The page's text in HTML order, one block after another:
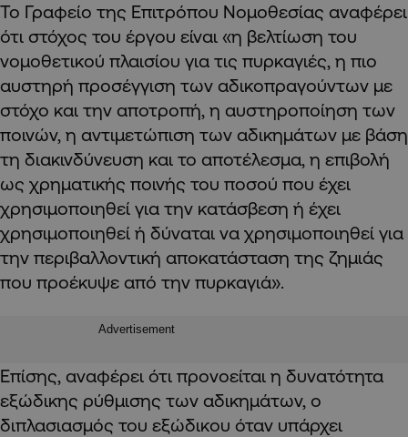
Το Γραφείο της Επιτρόπου Νομοθεσίας αναφέρει
ότι στόχος του έργου είναι «η βελτίωση του
νομοθετικού πλαισίου για τις πυρκαγιές, η πιο
αυστηρή προσέγγιση των αδικοπραγούντων με
στόχο και την αποτροπή, η αυστηροποίηση των
ποινών, η αντιμετώπιση των αδικημάτων με βάση
τη διακινδύνευση και το αποτέλεσμα, η επιβολή
ως χρηματικής ποινής του ποσού που έχει
χρησιμοποιηθεί για την κατάσβεση ή έχει
χρησιμοποιηθεί ή δύναται να χρησιμοποιηθεί για
την περιβαλλοντική αποκατάσταση της ζημιάς
που προέκυψε από την πυρκαγιά».
Advertisement
Επίσης, αναφέρει ότι προνοείται η δυνατότητα
εξώδικης ρύθμισης των αδικημάτων, ο
διπλασιασμός του εξώδικου όταν υπάρχει